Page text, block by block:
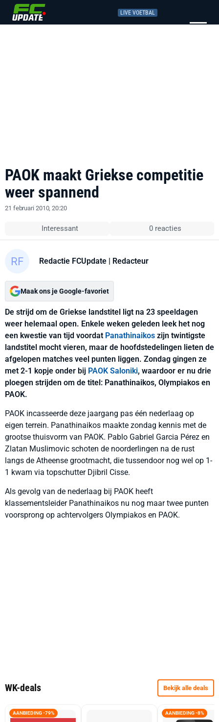
LIVE VOETBAL
PAOK maakt Griekse competitie
weer spannend
21 februari 2010, 20:20
Interessant 0 reacties
Redactie FCUpdate | Redacteur
Maak ons je Google-favoriet
De strijd om de Griekse landstitel ligt na 23 speeldagen
weer helemaal open. Enkele weken geleden leek het nog
een kwestie van tijd voordat Panathinaikos zijn twintigste
landstitel mocht vieren, maar de hoofdstedelingen lieten de
afgelopen matches veel punten liggen. Zondag gingen ze
met 2-1 kopje onder bij PAOK Saloniki, waardoor er nu drie
ploegen strijden om de titel: Panathinaikos, Olympiakos en
PAOK.
PAOK incasseerde deze jaargang pas één nederlaag op
eigen terrein. Panathinaikos maakte zondag kennis met de
grootse thuisvorm van PAOK. Pablo Gabriel Garcia Pérez en
Zlatan Muslimovic schoten de noorderlingen na de rust
langs de Atheense grootmacht, die tussendoor nog wel op 1-
1 kwam via topschutter Djibril Cisse.
Als gevolg van de nederlaag bij PAOK heeft
klassementsleider Panathinaikos nu nog maar twee punten
voorsprong op achtervolgers Olympiakos en PAOK.
WK-deals Bekijk alle deals
AANBIEDING -79% AANBIEDING -8%